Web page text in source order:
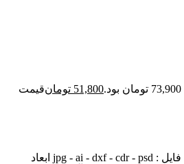
51,800 تومانقیمت
شناسه فایل: #V132 پسوند فایل : jpg - ai - dxf - cdr - psd ابعاد